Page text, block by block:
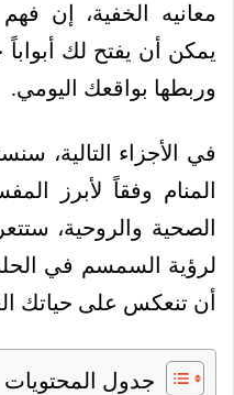
معانيه الخفية، إن
يمكن أن يفتح لك
وربطها بواقعك اليومي.
في الأجزاء
المنام وفقاً لأبرز
الصحية والروحية،
لرؤية السمسم في
أن تنعكس على حياتك
جدول المحتويات